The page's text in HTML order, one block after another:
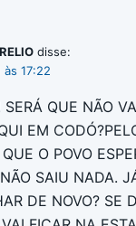
disse:
17:22
QUE NÃO
EM
O POVO
SAIU NADA.
DE NOVO? SE